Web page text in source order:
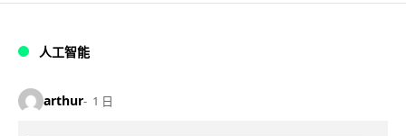
人工智能
arthur 1 日